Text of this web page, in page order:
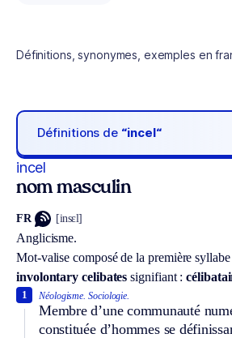
Définitions, synonymes, exemples en
Définitions de “incel“
incel
nom masculin
FR [insɛl]
Anglicisme.
Mot-valise composé de la première
involontary celibates signifiant :
Néologisme. Sociologie.
Membre d’une communauté
constituée d’hommes se
1